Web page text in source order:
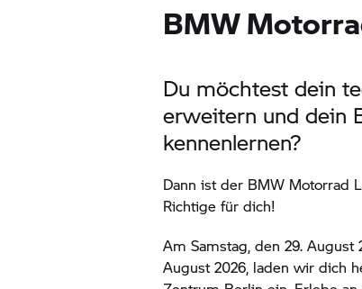
BMW
Du möchtest dein
erweitern und dein
kennenlernen?
Dann ist der BMW Motorrad
Richtige für dich!
Am Samstag, den 29. August
August 2026, laden wir dich